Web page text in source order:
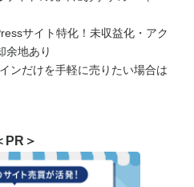
サイト特化！未収益化・アク
余地あり
インだけを手軽に売りたい場合は
PR＞